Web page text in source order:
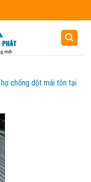
chống dột mái tôn tại